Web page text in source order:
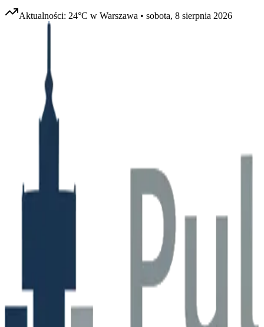
Aktualności: 24°C w Warszawa • sobota, 8 sierpnia 2026